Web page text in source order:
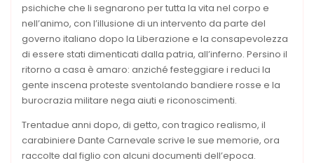
psichiche che li segnarono per tutta la vita nel corpo e
nell’animo, con l’illusione di un intervento da parte del
governo italiano dopo la Liberazione e la consapevolezza
di essere stati dimenticati dalla patria, all’inferno. Persino il
ritorno a casa è amaro: anziché festeggiare i reduci la
gente inscena proteste sventolando bandiere rosse e la
burocrazia militare nega aiuti e riconoscimenti.
Trentadue anni dopo, di getto, con tragico realismo, il
carabiniere Dante Carnevale scrive le sue memorie, ora
raccolte dal figlio con alcuni documenti dell’epoca.